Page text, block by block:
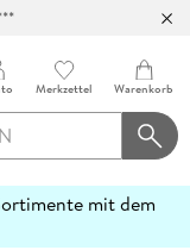
Merkzettel Warenkorb
mit dem